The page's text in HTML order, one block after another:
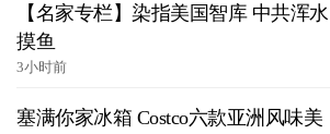
【名家专栏】染指美国智库 中共浑水
摸鱼
3小时前
塞满你家冰箱 Costco六款亚洲风味美